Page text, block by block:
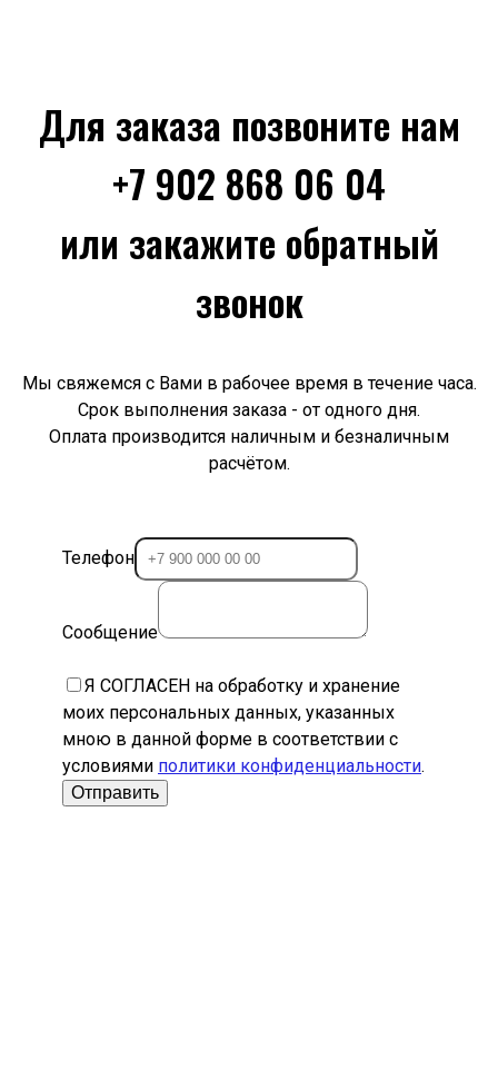
Для заказа позвоните нам
+7 902 868 06 04
или закажите обратный
звонок
Мы свяжемся с Вами в рабочее время в течение часа.
Срок выполнения заказа - от одного дня.
Оплата производится наличным и безналичным
расчётом.
Телефон
Сообщение
Я СОГЛАСЕН на обработку и хранение
моих персональных данных, указанных
мною в данной форме в соответствии с
условиями политики конфиденциальности.
Отправить